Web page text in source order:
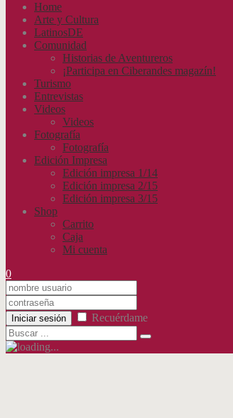
Home
Arte y Cultura
LatinosDE
Comunidad
Historias de Aventureros
¡Participa en Ciberandes magazín!
Turismo
Entrevistas
Videos
Videos
Fotografía
Fotografía
Edición Impresa
Edición impresa 1/14
Edición impresa 2/15
Edición impresa 3/15
Shop
Carrito
Caja
Mi cuenta
0
Iniciar sesión Recuérdame